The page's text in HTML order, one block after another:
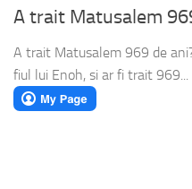
A trait Matusalem
A trait Matusalem 969 de
fiul lui Enoh, si ar fi trait 969...